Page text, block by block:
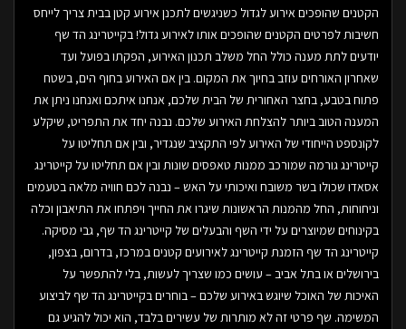
הקטנים שהופכים אירוע לגדול כשניגשים לתכנן אירוע קטן בבית צריך לייחס
חשיבות לפרטים הקטנים שהופכים אותו לאירוע גדול! בקייטרינג הד שף
יודעים לתת מענה כולל החל משלב תכנון האירוע, הפקתו בפועל ועד
שאחרון האורחים עוזב בחיוך את המקום. בין אם האירוע בחוף הים, בשטח
פתוח בטבע, בחצר האחורית של הבית שלכם, אנחנו איתכם ואנחנו ניתן את
המענה הטוב ביותר להצלחת האירוע שלכם. נבנה יחד את התפריט, שיקלע
לקונספט הייחודי של האירוע לפי התקציב שנגדיר, ובין אם תחליטו על
קייטרינג גורמה שמורכב ממנות טאפסים שונות ובין אם תחליטו על קייטרינג
אסאדו שכולו בשר משובח ואיכותי על האש – נבנה לכם חוויה מלאה בטעמים
וניחוחות, החל מהמנות הראשונות שיגרו את החייך ויפתחו את התיאבון וכלה
בקינוחים שמיוצרים על ידי השף והבעלים של קייטרינג הד שף, גבי מסיקה.
קייטרינג הד שף הזמנת קייטרינג לאירועים קטנים במרכז, בדרום, בצפון,
בירושלים או בתל אביב – עושים כמו שצריך לעשות, בלי להתפשר על
האיכות של האוכל שיוגש באירוע שלכם – בוחרים בקייטרינג הד שף לביצוע
המשימה. שף פרטי זה לא מותרות של עשירים בלבד, הוא יכול להגיע גם